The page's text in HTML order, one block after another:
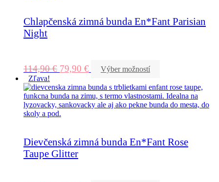
Chlapčenská zimná bunda En*Fant Parisian
Night
114,90€ 79,90 €
Výber možností
Zľava!
Dievčenská zimná bunda En*Fant Rose
Taupe Glitter